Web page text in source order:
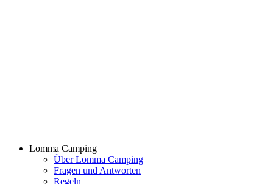
Lomma Camping
Über Lomma Camping
Fragen und Antworten
Regeln